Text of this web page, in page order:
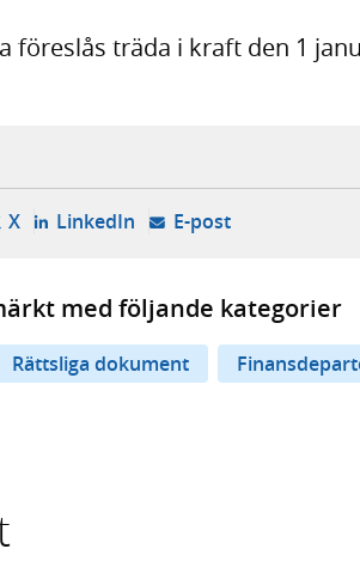
föreslås träda i kraft den 1
i ny flik, extern webbplats,
X- öppnas i ny flik, extern webbplats,
LinkedIn- öppnas i ny flik, extern
E-post- öppnar din
med följande kategorier
Rättsliga dokument